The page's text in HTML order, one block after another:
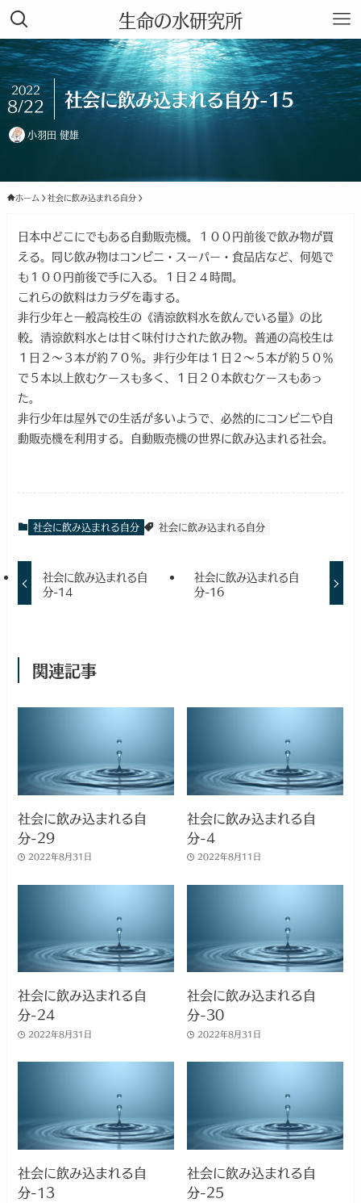
生命の水研究所
社会に飲み込まれる自分-15
2022
8/22
小羽田 健雄
ホーム 社会に飲み込まれる自分
日本中どこにでもある自動販売機。１００円前後で飲み物が買
える。同じ飲み物はコンビニ・スーパー・食品店など、何処で
も１００円前後で手に入る。１日２４時間。
これらの飲料はカラダを毒する。
非行少年と一般高校生の《清涼飲料水を飲んでいる量》の比
較。清涼飲料水とは甘く味付けされた飲み物。普通の高校生は
１日２〜３本が約７０％。非行少年は１日２〜５本が約５０％
で５本以上飲むケースも多く、１日２０本飲むケースもあっ
た。
非行少年は屋外での生活が多いようで、必然的にコンビニや自
動販売機を利用する。自動販売機の世界に飲み込まれる社会。
社会に飲み込まれる自分 社会に飲み込まれる自分
社会に飲み込まれる自
分-14
社会に飲み込まれる自
分-16
関連記事
社会に飲み込まれる自
分-29
2022年8月31日
社会に飲み込まれる自
分-4
2022年8月11日
社会に飲み込まれる自
分-24
2022年8月31日
社会に飲み込まれる自
分-30
2022年8月31日
社会に飲み込まれる自
分-13
社会に飲み込まれる自
分-25